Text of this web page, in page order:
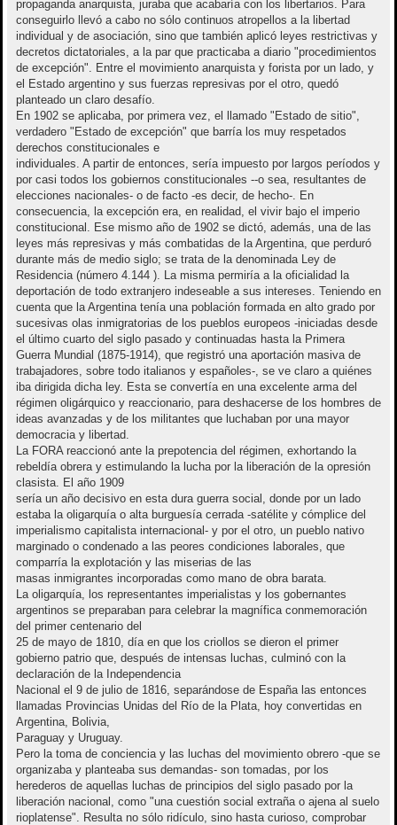
propaganda anarquista, juraba que acabaría con los libertarios. Para
conseguirlo llevó a cabo no sólo continuos atropellos a la libertad
individual y de asociación, sino que también aplicó leyes restrictivas y
decretos dictatoriales, a la par que practicaba a diario "procedimientos
de excepción". Entre el movimiento anarquista y forista por un lado, y
el Estado argentino y sus fuerzas represivas por el otro, quedó
planteado un claro desafío.
En 1902 se aplicaba, por primera vez, el llamado "Estado de sitio",
verdadero "Estado de excepción" que barría los muy respetados
derechos constitucionales e
individuales. A partir de entonces, sería impuesto por largos períodos y
por casi todos los gobiernos constitucionales --o sea, resultantes de
elecciones nacionales- o de facto -es decir, de hecho-. En
consecuencia, la excepción era, en realidad, el vivir bajo el imperio
constitucional. Ese mismo año de 1902 se dictó, además, una de las
leyes más represivas y más combatidas de la Argentina, que perduró
durante más de medio siglo; se trata de la denominada Ley de
Residencia (número 4.144 ). La misma permiría a la oficialidad la
deportación de todo extranjero indeseable a sus intereses. Teniendo en
cuenta que la Argentina tenía una población formada en alto grado por
sucesivas olas inmigratorias de los pueblos europeos -iniciadas desde
el último cuarto del siglo pasado y continuadas hasta la Primera
Guerra Mundial (1875-1914), que registró una aportación masiva de
trabajadores, sobre todo italianos y españoles-, se ve claro a quiénes
iba dirigida dicha ley. Esta se convertía en una excelente arma del
régimen oligárquico y reaccionario, para deshacerse de los hombres de
ideas avanzadas y de los militantes que luchaban por una mayor
democracia y libertad.
La FORA reaccionó ante la prepotencia del régimen, exhortando la
rebeldía obrera y estimulando la lucha por la liberación de la opresión
clasista. El año 1909
sería un año decisivo en esta dura guerra social, donde por un lado
estaba la oligarquía o alta burguesía cerrada -satélite y cómplice del
imperialismo capitalista internacional- y por el otro, un pueblo nativo
marginado o condenado a las peores condiciones laborales, que
comparría la explotación y las miserias de las
masas inmigrantes incorporadas como mano de obra barata.
La oligarquía, los representantes imperialistas y los gobernantes
argentinos se preparaban para celebrar la magnífica conmemoración
del primer centenario del
25 de mayo de 1810, día en que los criollos se dieron el primer
gobierno patrio que, después de intensas luchas, culminó con la
declaración de la Independencia
Nacional el 9 de julio de 1816, separándose de España las entonces
llamadas Provincias Unidas del Río de la Plata, hoy convertidas en
Argentina, Bolivia,
Paraguay y Uruguay.
Pero la toma de conciencia y las luchas del movimiento obrero -que se
organizaba y planteaba sus demandas- son tomadas, por los
herederos de aquellas luchas de principios del siglo pasado por la
liberación nacional, como "una cuestión social extraña o ajena al suelo
rioplatense". Resulta no sólo ridículo, sino hasta curioso, comprobar